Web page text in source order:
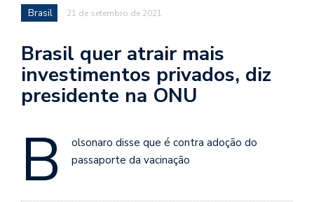
Brasil 21 de setembro de 2021
Brasil quer atrair mais
investimentos privados, diz
presidente na ONU
B
olsonaro disse que é contra adoção do
passaporte da vacinação